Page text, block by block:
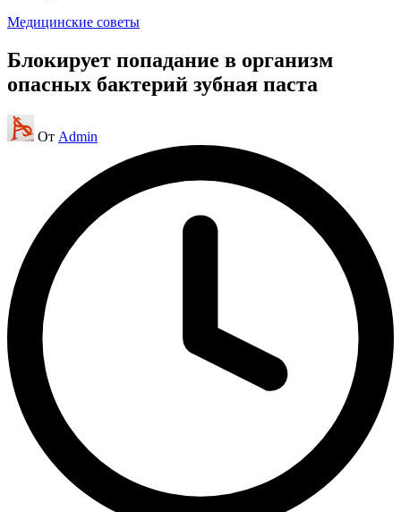
Опубликовано
Медицинские советы
Блокирует попадание в организм
опасных бактерий зубная паста
Запись
от
От Admin